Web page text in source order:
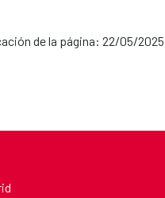
de la página: 22/05/2025